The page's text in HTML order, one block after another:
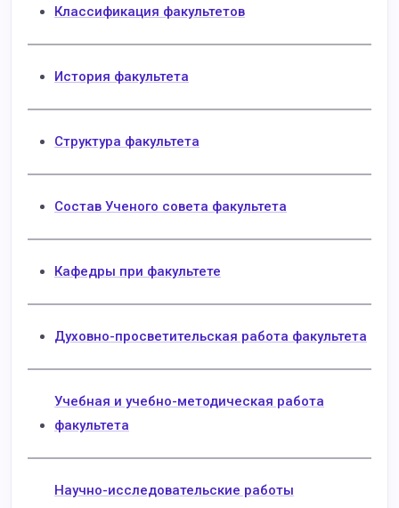
Классификация факультетов
История факультета
Структура факультета
Состав Ученого совета факультета
Кафедры при факультете
Духовно-просветительская работа факультета
Учебная и учебно-методическая работа
факультета
Научно-исследовательские работы